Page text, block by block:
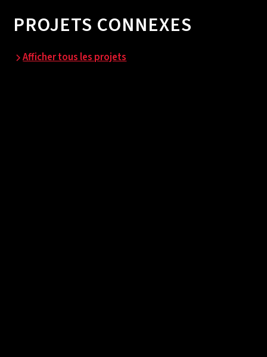
PROJETS CONNEXES
Afficher tous les projets